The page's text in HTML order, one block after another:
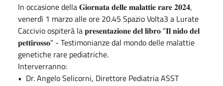
In occasione della 𝐆𝐢𝐨𝐫𝐧𝐚𝐭𝐚 𝐝𝐞𝐥𝐥𝐞 𝐦𝐚𝐥𝐚𝐭𝐭𝐢𝐞 𝐫𝐚𝐫𝐞 𝟐𝟎𝟐𝟒,
venerdì 1 marzo alle ore 20.45 Spazio Volta3 a Lurate
Caccivio ospiterà la 𝐩𝐫𝐞𝐬𝐞𝐧𝐭𝐚𝐳𝐢𝐨𝐧𝐞 𝐝𝐞𝐥 𝐥𝐢𝐛𝐫𝐨 "𝐈𝐥 𝐧𝐢𝐝𝐨 𝐝𝐞𝐥
𝐩𝐞𝐭𝐭𝐢𝐫𝐨𝐬𝐬𝐨" - Testimonianze dal mondo delle malattie
genetiche rare pediatriche.
Interverranno:
•⁠ ⁠Dr. Angelo Selicorni, Direttore Pediatria ASST